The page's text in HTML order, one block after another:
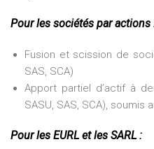
Pour les sociétés par actions
Fusion et scission de
SAS, SCA)
Apport partiel d’actif à
SASU, SAS, SCA), soumis
Pour les EURL et les SARL :